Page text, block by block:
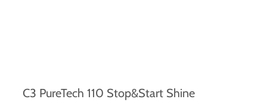
C3 PureTech 110 Stop&Start Shine